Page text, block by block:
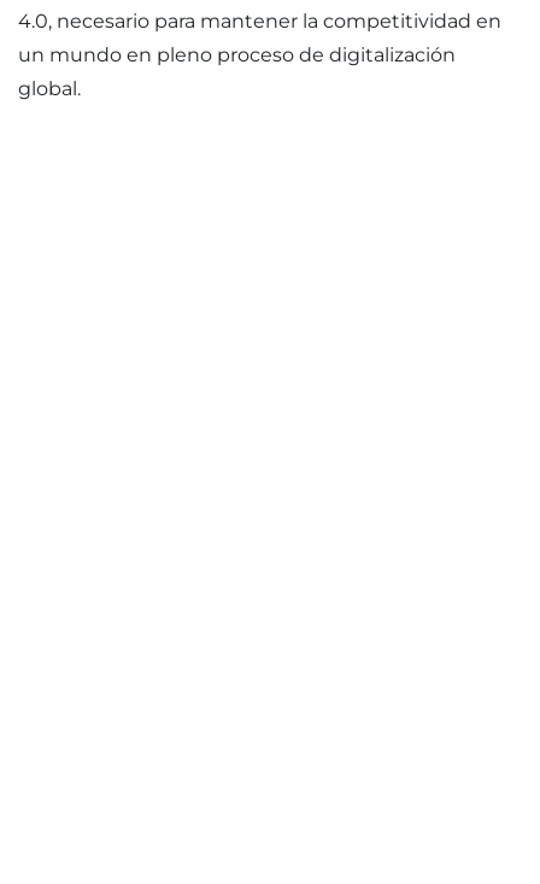
4.0, necesario para mantener la competitividad en
un mundo en pleno proceso de digitalización
global.